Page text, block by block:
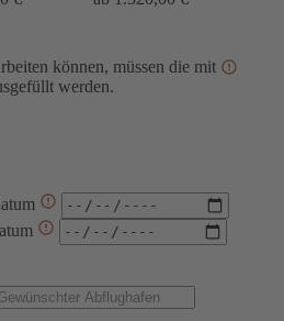
können, müssen die mit *
werden.